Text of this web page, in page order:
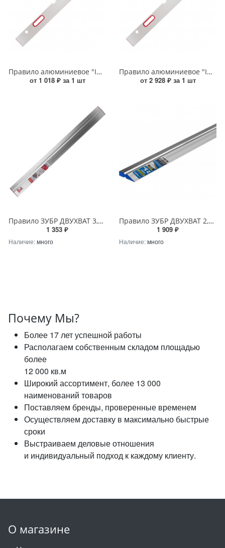
Правило алюминиевое "INPROFI" 1000 мм (2 глазка, 2 ручки) с уровнем
от 1 018 ₽ за 1 шт
Правило алюминиевое "INPROFI" 3000 мм (2 глазка, 2 ручки) с уровнем
от 2 928 ₽ за 1 шт
Правило ЗУБР ДВУХВАТ 3,0м
1 353 ₽
Наличие:много
Правило ЗУБР ДВУХВАТ 2,5м
1 909 ₽
Наличие:много
Почему Мы?
Более 17 лет успешной работы
Располагаем собственным складом площадью
более
12 000 кв.м
Широкий ассортимент, более 13 000
наименований товаров
Поставляем бренды, проверенные временем
Осуществляем доставку в максимально быстрые
сроки
Выстраиваем деловые отношения
и индивидуальный подход к каждому клиенту.
О магазине